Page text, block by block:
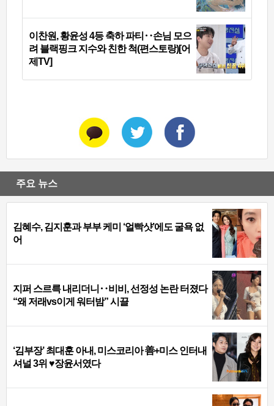
이찬원, 황윤성 4등 축하 파티‥손님 모으
려 블랙핑크 지수와 친한 척(편스토랑)[어
제TV]
주요 뉴스
김혜수, 김지훈과 부부 케미 ‘얼빡샷’에도 굴욕 없
어
지퍼 스르륵 내리더니‥비비, 선정성 논란 터졌다
“왜 저래vs이게 워터밤” 시끌
‘김부장’ 최대훈 아내, 미스코리아 善+미스 인터내
셔널 3위 ♥장윤서였다